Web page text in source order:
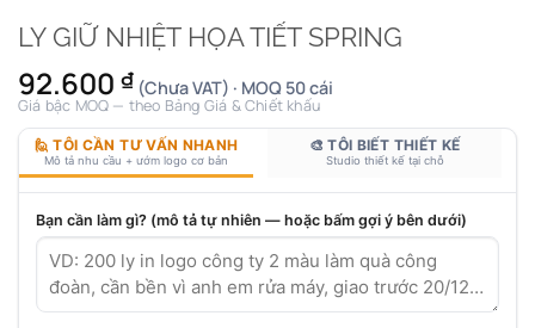
LY GIỮ NHIỆT HỌA TIẾT SPRING
92.600 ₫ (Chưa VAT) · MOQ 50 cái
Giá bậc MOQ — theo Bảng Giá & Chiết khấu
🙋 TÔI CẦN TƯ VẤN NHANH
Mô tả nhu cầu + ướm logo cơ bản
🎨 TÔI BIẾT THIẾT KẾ
Studio thiết kế tại chỗ
Bạn cần làm gì? (mô tả tự nhiên — hoặc bấm gợi ý bên dưới)